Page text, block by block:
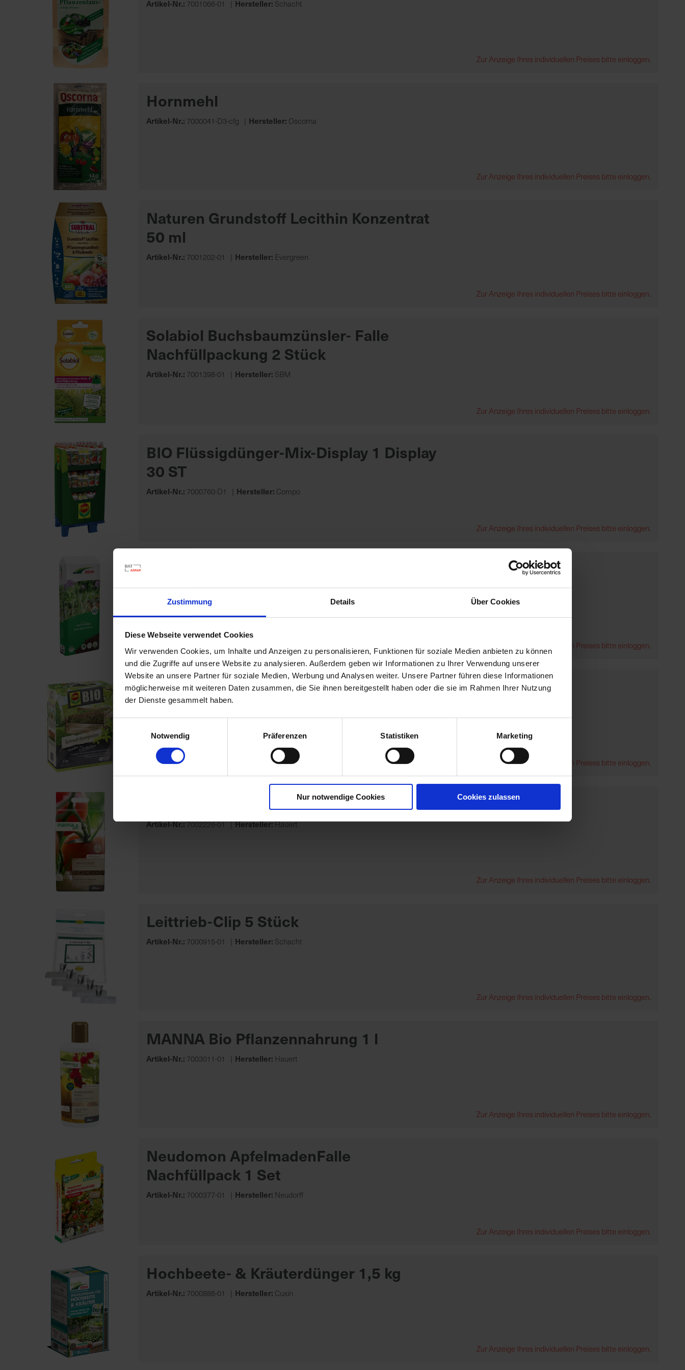
Zustimmung Details Über Cookies
Diese Webseite verwendet Cookies
Wir verwenden Cookies, um Inhalte und Anzeigen zu personalisieren, Funktionen für soziale Medien anbieten zu können
und die Zugriffe auf unsere Website zu analysieren. Außerdem geben wir Informationen zu Ihrer Verwendung unserer
Website an unsere Partner für soziale Medien, Werbung und Analysen weiter. Unsere Partner führen diese Informationen
möglicherweise mit weiteren Daten zusammen, die Sie ihnen bereitgestellt haben oder die sie im Rahmen Ihrer Nutzung
der Dienste gesammelt haben.
Notwendig
Präferenzen Statistiken Marketing
Nur notwendige Cookies Cookies zulassen
Artikel-Nr.: 7001066-01 Hersteller: Schacht
Zur Anzeige Ihres individuellen Preises bitte einloggen.
Hornmehl
Artikel-Nr.: 7000041-D3-cfg Hersteller: Oscorna
Zur Anzeige Ihres individuellen Preises bitte einloggen.
Naturen Grundstoff Lecithin Konzentrat
50 ml
Artikel-Nr.: 7001202-01 Hersteller: Evergreen
Zur Anzeige Ihres individuellen Preises bitte einloggen.
Solabiol Buchsbaumzünsler- Falle
Nachfüllpackung 2 Stück
Artikel-Nr.: 7001398-01 Hersteller: SBM
Zur Anzeige Ihres individuellen Preises bitte einloggen.
BIO Flüssigdünger-Mix-Display 1 Display
30 ST
Artikel-Nr.: 7000760-D1 Hersteller: Compo
Zur Anzeige Ihres individuellen Preises bitte einloggen.
Artikel-Nr.:7001323-02-cfg Hersteller:Cuxin
Zur Anzeige Ihres individuellen Preises bitte einloggen.
BIO Schnell-Komposter 3 kg
Artikel-Nr.:
Zur Anzeige Ihres individuellen Preises bitte einloggen.
Manna Bio Tomatendünger 1 kg
Artikel-Nr.:7002226-01 Hersteller:Hauert
Zur Anzeige Ihres individuellen Preises bitte einloggen.
Leittrieb-Clip 5 Stück
Artikel-Nr.: 7000915-01 Hersteller: Schacht
Zur Anzeige Ihres individuellen Preises bitte einloggen.
MANNA Bio Pflanzennahrung 1 l
Artikel-Nr.: 7003011-01 Hersteller: Hauert
Zur Anzeige Ihres individuellen Preises bitte einloggen.
Neudomon ApfelmadenFalle
Nachfüllpack 1 Set
Artikel-Nr.: 7000377-01 Hersteller: Neudorff
Zur Anzeige Ihres individuellen Preises bitte einloggen.
Hochbeete- & Kräuterdünger 1,5 kg
Artikel-Nr.: 7000886-01 Hersteller: Cuxin
Zur Anzeige Ihres individuellen Preises bitte einloggen.